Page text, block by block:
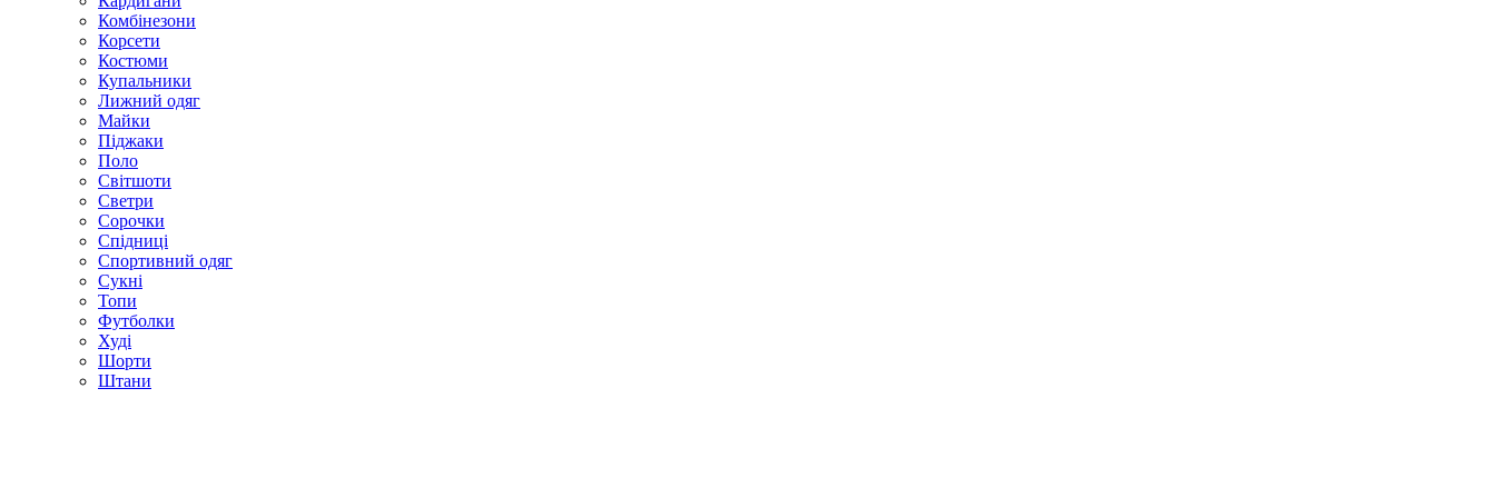
Комбінезони
Корсети
Костюми
Купальники
Лижний одяг
Майки
Піджаки
Поло
Світшоти
Светри
Сорочки
Спідниці
Спортивний одяг
Сукні
Топи
Футболки
Худі
Шорти
Штани